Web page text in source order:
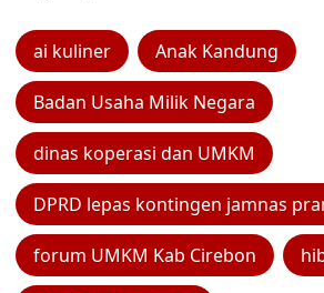
ai kuliner Anak Kandung
Badan Usaha Milik Negara
dinas koperasi dan UMKM
DPRD lepas kontingen jamnas
forum UMKM Kab Cirebon